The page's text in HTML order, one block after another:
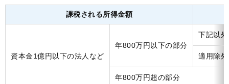
課税される所得金額
資本金1億円以下の法人など
年800万円以下の部分
下記以
適用除
年800万円超の部分